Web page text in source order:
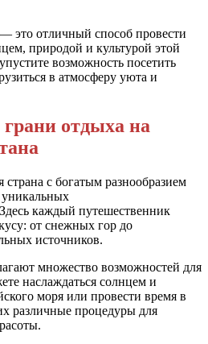
это отличный способ провести
природой и культурой этой
возможность посетить
в атмосферу уюта и
отдыха на
с богатым разнообразием
каждый путешественник
от снежных гор до
источников.
множество возможностей для
наслаждаться солнцем и
моря или провести время в
различные процедуры для